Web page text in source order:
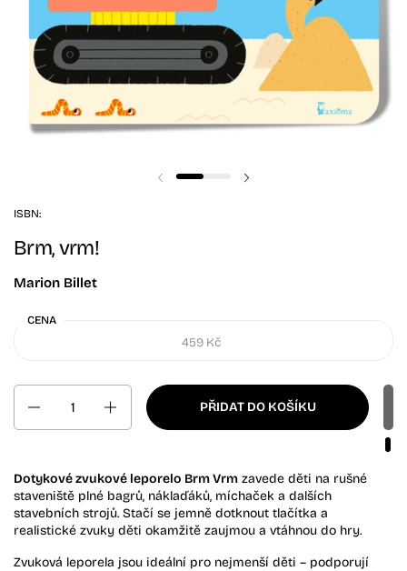
Předchozí snímek
ISBN:
Brm, vrm!
Marion Billet
CENA
459 Kč
PŘIDAT DO KOŠÍKU
Dotykové zvukové leporelo Brm Vrm zavede děti na rušné
staveniště plné bagrů, náklaďáků, míchaček a dalších
stavebních strojů. Stačí se jemně dotknout tlačítka a
realistické zvuky děti okamžitě zaujmou a vtáhnou do hry.
Zvuková leporela jsou ideální pro nejmenší děti – podporují